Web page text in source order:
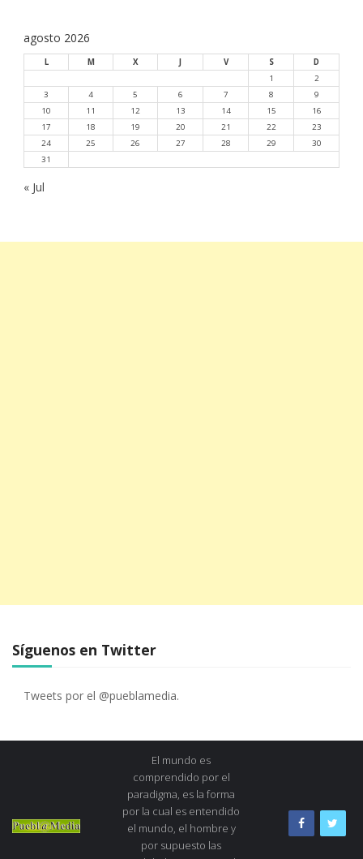
agosto 2026
L M X J V S
D
1
2
3
4 5 6 7 8
9
10
11 12 13 14 15
16
17
18 19 20 21 22
23
24
25 26 27 28 29
30
31
« Jul
Síguenos en Twitter
Tweets por el @pueblamedia.
El mundo es
comprendido por el
paradigma, es la forma
por la cual es entendido
el mundo, el hombre y
por supuesto las